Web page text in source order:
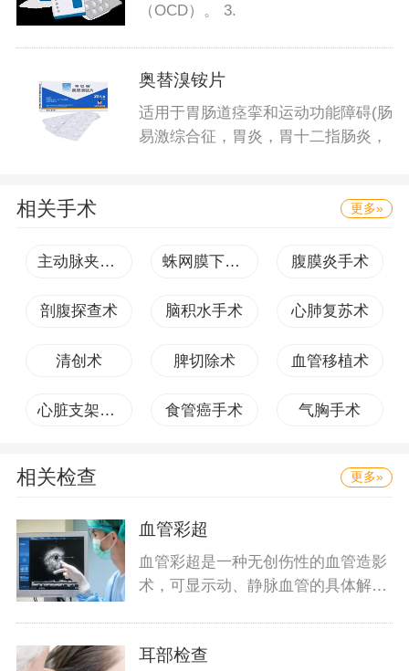
（OCD）。 3.
奥替溴铵片
适用于胃肠道痉挛和运动功能障碍(肠
易激综合征，胃炎，胃十二指肠炎，
相关手术 更多»
主动脉夹层手术 蛛网膜下腔出血手术 腹膜炎手术
剖腹探查术 脑积水手术 心肺复苏术
清创术 脾切除术 血管移植术
心脏支架手术 食管癌手术 气胸手术
相关检查 更多»
血管彩超
血管彩超是一种无创伤性的血管造影
术，可显示动、静脉血管的具体解剖
耳部检查